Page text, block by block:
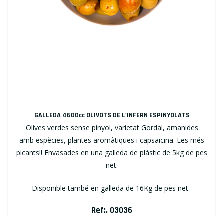
GALLEDA 4600cc OLIVOTS DE L'INFERN ESPINYOLATS
Olives verdes sense pinyol, varietat Gordal, amanides
amb espècies, plantes aromàtiques i capsaicina. Les més
picants!! Envasades en una galleda de plàstic de 5kg de pes
net.
Disponible també en galleda de 16Kg de pes net.
Ref:. 03036